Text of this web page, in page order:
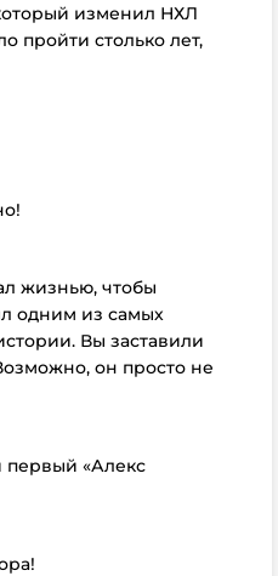
изменил НХЛ
пройти столько лет,
жизнью, чтобы
одним из самых
Вы заставили
он просто не
первый «Алекс